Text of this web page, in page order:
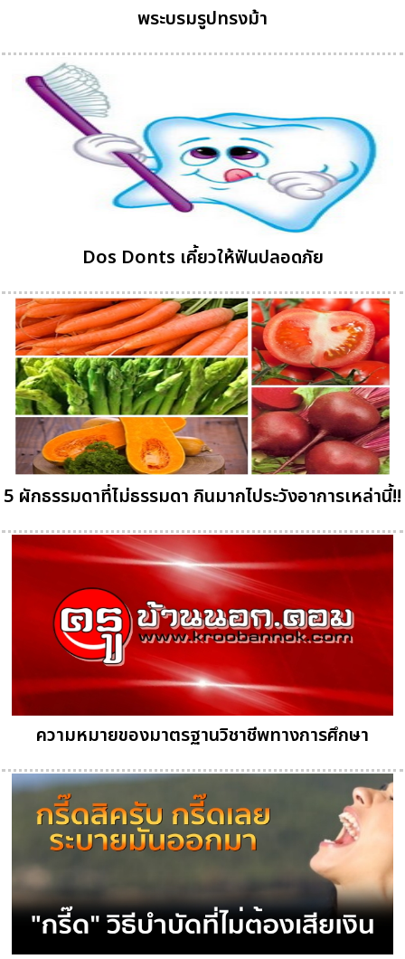
พระบรมรูปทรงม้า
Dos Donts เคี้ยวให้ฟันปลอดภัย
5 ผักธรรมดาที่ไม่ธรรมดา กินมากไประวังอาการเหล่านี้!!
ความหมายของมาตรฐานวิชาชีพทางการศึกษา